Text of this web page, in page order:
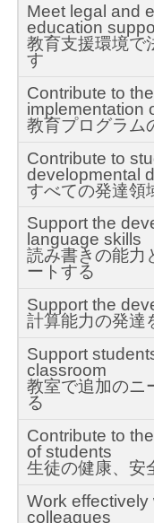
Meet legal and
education
教育支援環境で
す
Contribute to
implementation
教育プログラム
Contribute to
developmental
すべての発達領
Support the
language skills
読み書きの能力
ートする
Support the
計算能力の発達
Support
classroom
教室で追加のニ
る
Contribute to
of students
生徒の健康、安
Work effectively
colleagues